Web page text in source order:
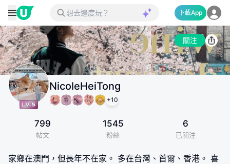
下載App
關注
NicoleHeiTong
+10
799
帖文
1545
粉絲
6
已關注
家鄉在澳門，但長年不在家。 多在台灣、首爾、香港。 喜